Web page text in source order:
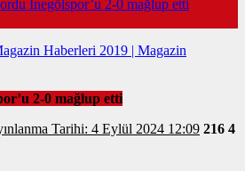
İnegölspor’u 2-0 mağlup etti
Haberleri 2019 | Magazin
2-0 mağlup etti
Yayınlanma Tarihi: 4 Eylül 2024 12:09 216 4